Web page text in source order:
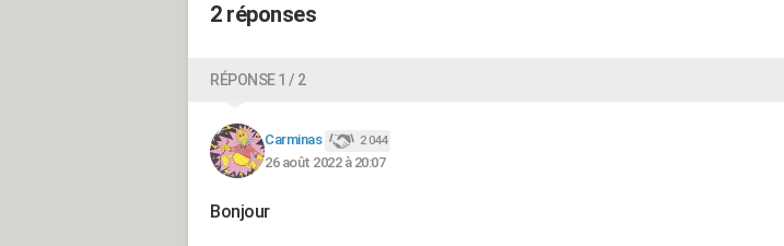
2 réponses
RÉPONSE 1 / 2
Carminas 2 044
26 août 2022 à 20:07
Bonjour